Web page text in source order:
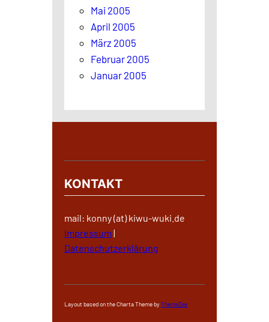
Mai 2005
April 2005
März 2005
Februar 2005
Januar 2005
KONTAKT
mail: konny (at) kiwu-wuki.de
Impressum |
Datenschutzerklärung
Layout based on the Charta Theme byThemeZee